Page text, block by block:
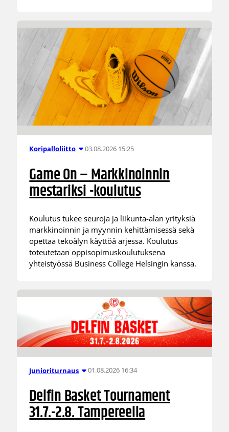
Koripalloliitto 03.08.2026 15:25
Game On – Markkinoinnin
mestariksi -koulutus
Koulutus tukee seuroja ja liikunta-alan yrityksiä
markkinoinnin ja myynnin kehittämisessä sekä
opettaa tekoälyn käyttöä arjessa. Koulutus
toteutetaan oppisopimuskoulutuksena
yhteistyössä Business College Helsingin kanssa.
Junioriturnaus 01.08.2026 16:34
Delfin Basket Tournament
31.7.-2.8. Tampereella